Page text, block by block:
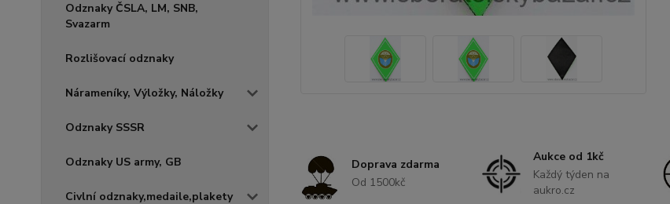
Odznaky ČSLA, LM, SNB,
Svazarm
Rozlišovací odznaky
Nárameníky, Výložky, Náložky
Odznaky SSSR
Odznaky US army, GB
Civlní odznaky,medaile,plakety
Doprava zdarma
Od 1500kč
Aukce od 1kč
Každý týden na
aukro.cz